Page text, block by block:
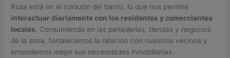
Rosa está en el corazón del barrio, lo que nos permite
interactuar diariamente con los residentes y comerciantes
locales. Consumiendo en las panaderías, tiendas y negocios
de la zona, fortalecemos la relación con nuestros vecinos y
entendemos mejor sus necesidades inmobiliarias.